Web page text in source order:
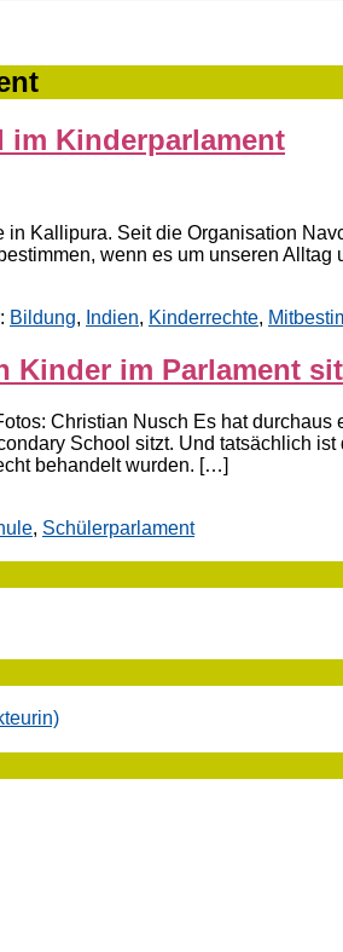
im Kinderparlament
in Kallipura. Seit die Organisation
wenn es um unseren
Bildung, Indien, Kinderrechte,
Kinder im Parlament
Christian Nusch Es hat
School sitzt. Und tatsächlich
behandelt wurden. […]
, Schülerparlament